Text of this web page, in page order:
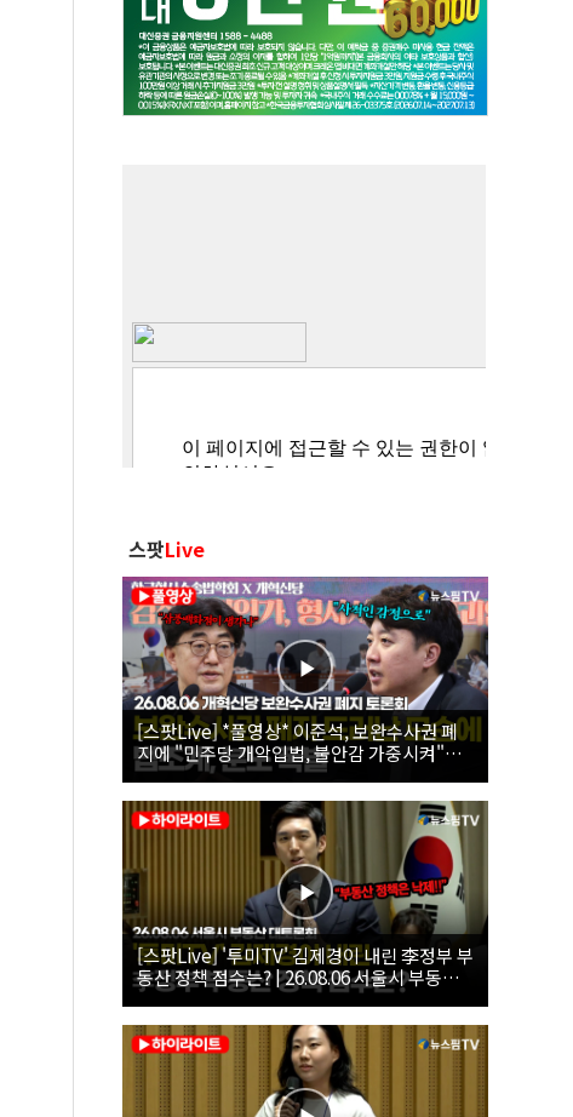
스팟Live
[스팟Live] *풀영상* 이준석, 보완수사권 폐
지에 "민주당 개악입법, 불안감 가중시켜"｜
26.08.06 개혁신당 보완수사권 폐지 토론회
[스팟Live] '투미TV' 김제경이 내린 李정부 부
동산 정책 점수는? | 26.08.06 서울시 부동산
대토론회